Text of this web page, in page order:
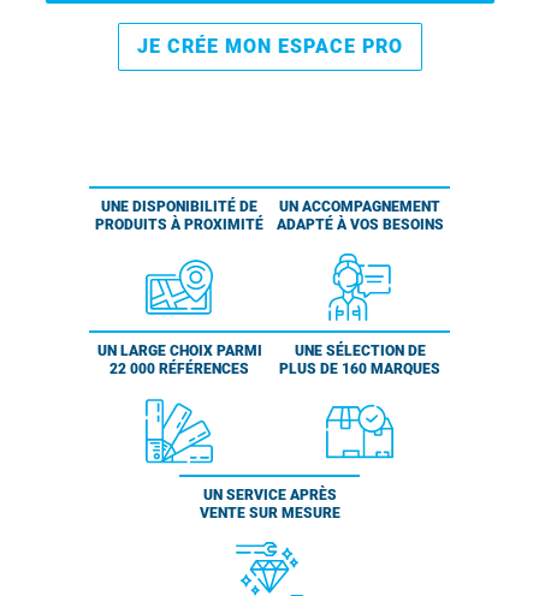
JE CRÉE MON ESPACE PRO
UNE DISPONIBILITÉ DE
PRODUITS À PROXIMITÉ
UN ACCOMPAGNEMENT
ADAPTÉ À VOS BESOINS
UN LARGE CHOIX PARMI
22 000 RÉFÉRENCES
UNE SÉLECTION DE
PLUS DE 160 MARQUES
UN SERVICE APRÈS
VENTE SUR MESURE